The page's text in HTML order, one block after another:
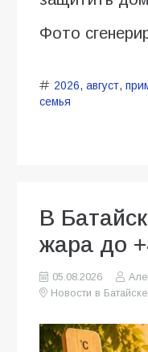
Фото
2026, август,
семья
В
жара до
05.08.2026
Новости в Батайске